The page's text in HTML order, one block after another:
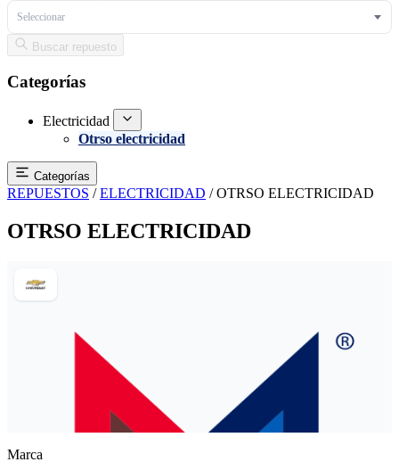
Seleccionar
Buscar repuesto
Categorías
Electricidad
Otrso electricidad
Categorías
REPUESTOS / ELECTRICIDAD / OTRSO ELECTRICIDAD
OTRSO ELECTRICIDAD
Marca